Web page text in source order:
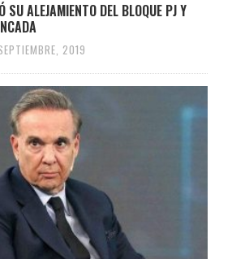
SU ALEJAMIENTO DEL BLOQUE PJ Y
2019